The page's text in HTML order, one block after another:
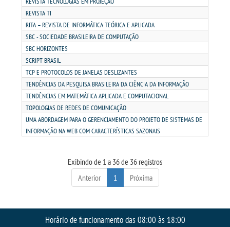
CONTATO
IMPRENSA
TRABALHE CONOSCO
OUVIDORIA
REVISTA TI
RITA – REVISTA DE INFORMÁTICA TEÓRICA E APLICADA
SBC - SOCIEDADE BRASILEIRA DE COMPUTAÇÃO
SBC HORIZONTES
SCRIPT BRASIL
TCP E PROTOCOLOS DE JANELAS DESLIZANTES
TENDÊNCIAS DA PESQUISA BRASILEIRA DA CIÊNCIA DA INFORMAÇÃO
TENDÊNCIAS EM MATEMÁTICA APLICADA E COMPUTACIONAL
TOPOLOGIAS DE REDES DE COMUNICAÇÃO
UMA ABORDAGEM PARA O GERENCIAMENTO DO PROJETO DE SISTEMAS DE
INFORMAÇÃO NA WEB COM CARACTERÍSTICAS SAZONAIS
Exibindo de 1 a 36 de 36 registros
Anterior
1 Próxima
Horário de funcionamento das 08:00 às 18:00